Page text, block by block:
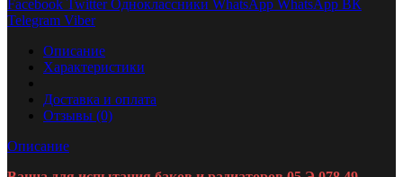
Facebook Twitter Одноклассники WhatsApp WhatsApp ВК
Telegram Viber
Описание
Характеристики
Доставка и оплата
Отзывы (0)
Описание